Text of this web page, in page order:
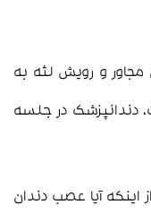
مجاور و رویش لثه به
دندانپزشک در جلسه
اینکه آیا عصب دندان